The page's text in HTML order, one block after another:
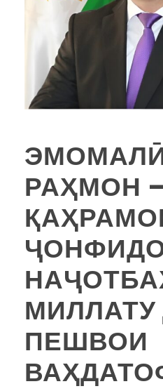
РАҲМОН
МИЛЛАТУ
ПЕШВОИ